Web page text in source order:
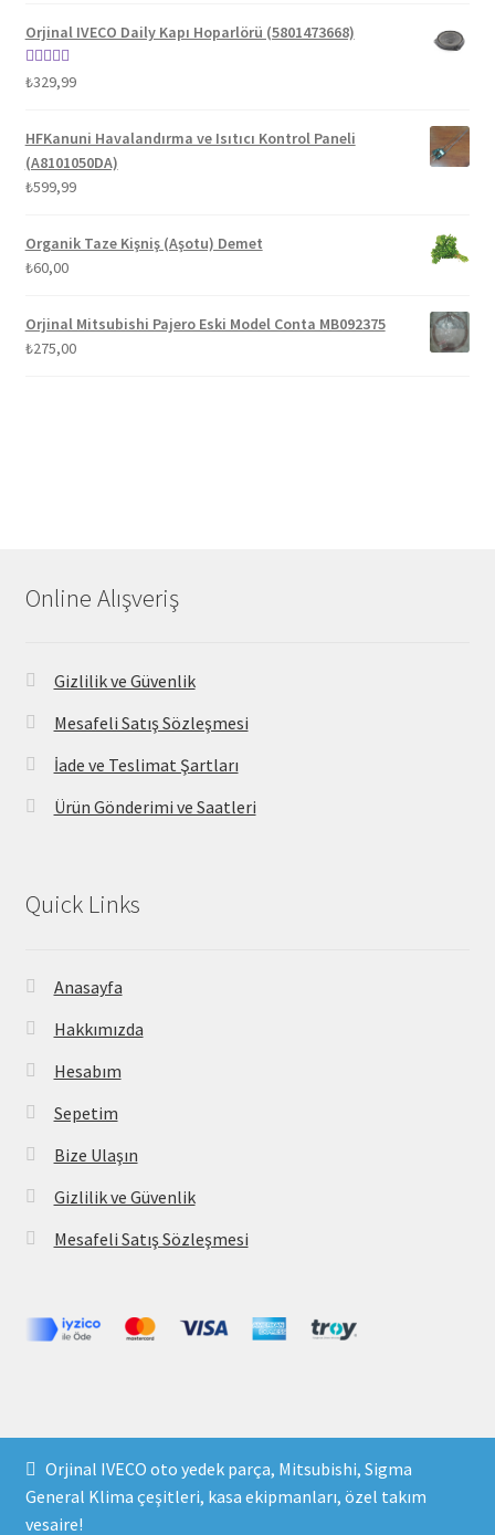
Orjinal IVECO oto yedek parça, Mitsubishi, Sigma
General Klima çeşitleri, kasa ekipmanları, özel takım
vesaire!
₺1.300,00.
fiyat:
Orjinal IVECO Daily Kapı Hoparlörü (5801473668)
5 üzerinden
₺329,99
HFKanuni Havalandırma ve Isıtıcı Kontrol Paneli
(A8101050DA)
₺599,99
Organik Taze Kişniş (Aşotu) Demet
₺60,00
Orjinal Mitsubishi Pajero Eski Model Conta MB092375
₺275,00
Online Alışveriş
Gizlilik ve Güvenlik
Mesafeli Satış Sözleşmesi
İade ve Teslimat Şartları
Ürün Gönderimi ve Saatleri
Quick Links
Anasayfa
Hakkımızda
Hesabım
Sepetim
Bize Ulaşın
Gizlilik ve Güvenlik
Mesafeli Satış Sözleşmesi
Copyright 2021 © parcavs.com Tüm hakları saklıdır. Kredi
kartı bilgileriniz 256bit SSL sertifikası ile korunmaktadır.